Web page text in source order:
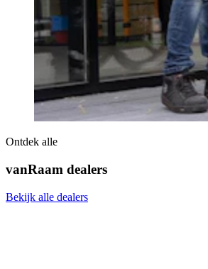
Ontdek alle
vanRaam dealers
Bekijk alle dealers